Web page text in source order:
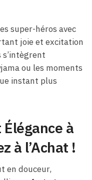
super-héros avec
joie et excitation
s’intègrent
ou les moments
instant plus
à
à l’Achat !
en douceur,